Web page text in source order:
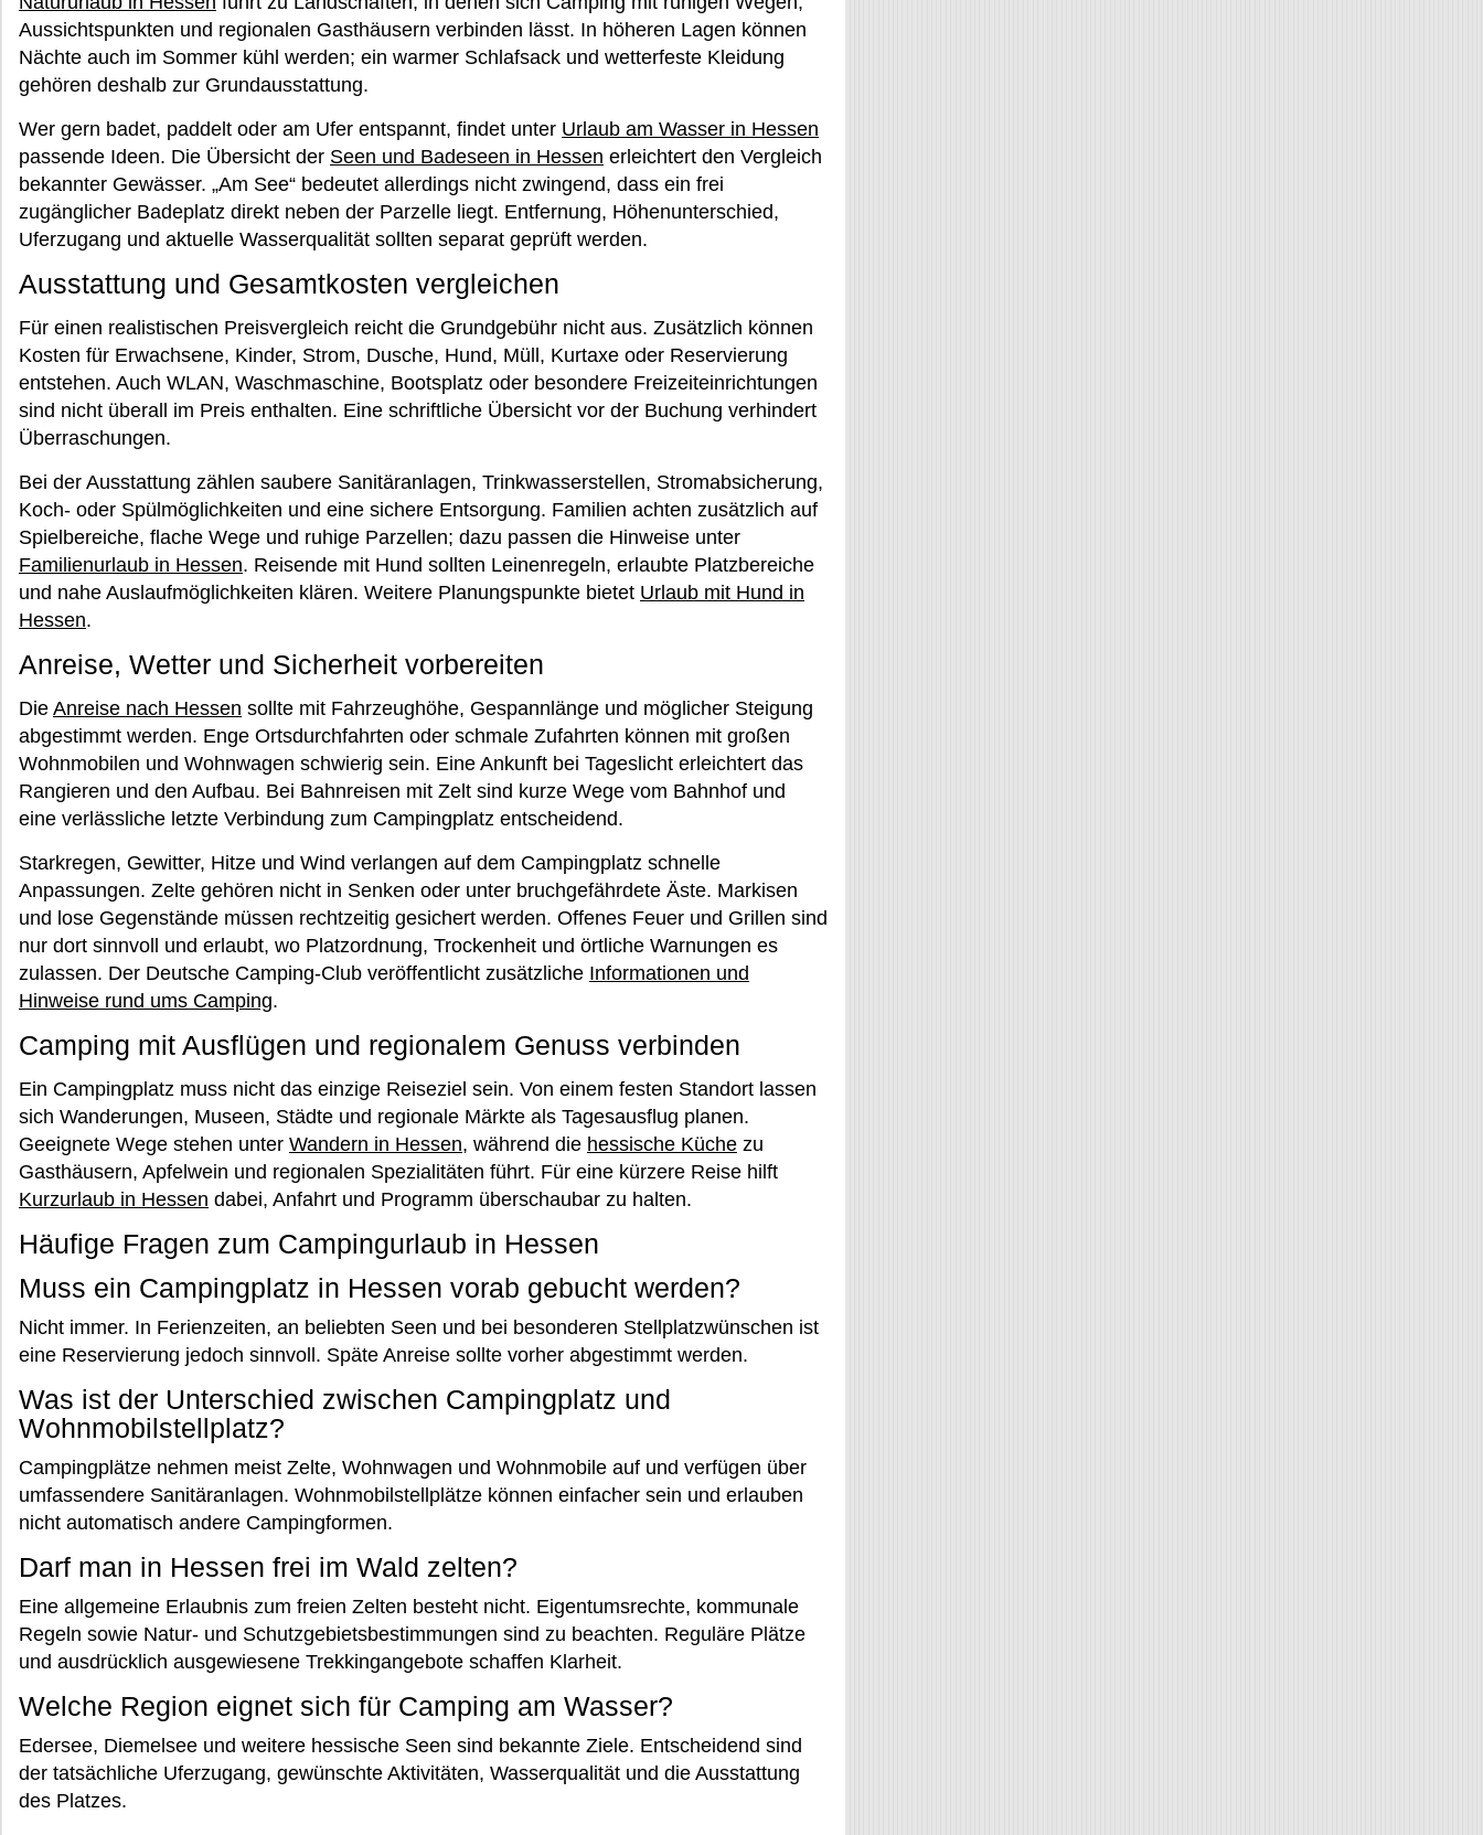
Aussichtspunkten und regionalen Gasthäusern verbinden lässt. In höheren Lagen können
Nächte auch im Sommer kühl werden; ein warmer Schlafsack und wetterfeste Kleidung
gehören deshalb zur Grundausstattung.
Wer gern badet, paddelt oder am Ufer entspannt, findet unter Urlaub am Wasser in Hessen
passende Ideen. Die Übersicht der Seen und Badeseen in Hessen erleichtert den Vergleich
bekannter Gewässer. „Am See“ bedeutet allerdings nicht zwingend, dass ein frei
zugänglicher Badeplatz direkt neben der Parzelle liegt. Entfernung, Höhenunterschied,
Uferzugang und aktuelle Wasserqualität sollten separat geprüft werden.
Ausstattung und Gesamtkosten vergleichen
Für einen realistischen Preisvergleich reicht die Grundgebühr nicht aus. Zusätzlich können
Kosten für Erwachsene, Kinder, Strom, Dusche, Hund, Müll, Kurtaxe oder Reservierung
entstehen. Auch WLAN, Waschmaschine, Bootsplatz oder besondere Freizeiteinrichtungen
sind nicht überall im Preis enthalten. Eine schriftliche Übersicht vor der Buchung verhindert
Überraschungen.
Bei der Ausstattung zählen saubere Sanitäranlagen, Trinkwasserstellen, Stromabsicherung,
Koch- oder Spülmöglichkeiten und eine sichere Entsorgung. Familien achten zusätzlich auf
Spielbereiche, flache Wege und ruhige Parzellen; dazu passen die Hinweise unter
Familienurlaub in Hessen. Reisende mit Hund sollten Leinenregeln, erlaubte Platzbereiche
und nahe Auslaufmöglichkeiten klären. Weitere Planungspunkte bietet Urlaub mit Hund in
Hessen.
Anreise, Wetter und Sicherheit vorbereiten
Die Anreise nach Hessen sollte mit Fahrzeughöhe, Gespannlänge und möglicher Steigung
abgestimmt werden. Enge Ortsdurchfahrten oder schmale Zufahrten können mit großen
Wohnmobilen und Wohnwagen schwierig sein. Eine Ankunft bei Tageslicht erleichtert das
Rangieren und den Aufbau. Bei Bahnreisen mit Zelt sind kurze Wege vom Bahnhof und
eine verlässliche letzte Verbindung zum Campingplatz entscheidend.
Starkregen, Gewitter, Hitze und Wind verlangen auf dem Campingplatz schnelle
Anpassungen. Zelte gehören nicht in Senken oder unter bruchgefährdete Äste. Markisen
und lose Gegenstände müssen rechtzeitig gesichert werden. Offenes Feuer und Grillen sind
nur dort sinnvoll und erlaubt, wo Platzordnung, Trockenheit und örtliche Warnungen es
zulassen. Der Deutsche Camping-Club veröffentlicht zusätzliche Informationen und
Hinweise rund ums Camping.
Camping mit Ausflügen und regionalem Genuss verbinden
Ein Campingplatz muss nicht das einzige Reiseziel sein. Von einem festen Standort lassen
sich Wanderungen, Museen, Städte und regionale Märkte als Tagesausflug planen.
Geeignete Wege stehen unter Wandern in Hessen, während die hessische Küche zu
Gasthäusern, Apfelwein und regionalen Spezialitäten führt. Für eine kürzere Reise hilft
Kurzurlaub in Hessen dabei, Anfahrt und Programm überschaubar zu halten.
Häufige Fragen zum Campingurlaub in Hessen
Muss ein Campingplatz in Hessen vorab gebucht werden?
Nicht immer. In Ferienzeiten, an beliebten Seen und bei besonderen Stellplatzwünschen ist
eine Reservierung jedoch sinnvoll. Späte Anreise sollte vorher abgestimmt werden.
Was ist der Unterschied zwischen Campingplatz und
Wohnmobilstellplatz?
Campingplätze nehmen meist Zelte, Wohnwagen und Wohnmobile auf und verfügen über
umfassendere Sanitäranlagen. Wohnmobilstellplätze können einfacher sein und erlauben
nicht automatisch andere Campingformen.
Darf man in Hessen frei im Wald zelten?
Eine allgemeine Erlaubnis zum freien Zelten besteht nicht. Eigentumsrechte, kommunale
Regeln sowie Natur- und Schutzgebietsbestimmungen sind zu beachten. Reguläre Plätze
und ausdrücklich ausgewiesene Trekkingangebote schaffen Klarheit.
Welche Region eignet sich für Camping am Wasser?
Edersee, Diemelsee und weitere hessische Seen sind bekannte Ziele. Entscheidend sind
der tatsächliche Uferzugang, gewünschte Aktivitäten, Wasserqualität und die Ausstattung
des Platzes.